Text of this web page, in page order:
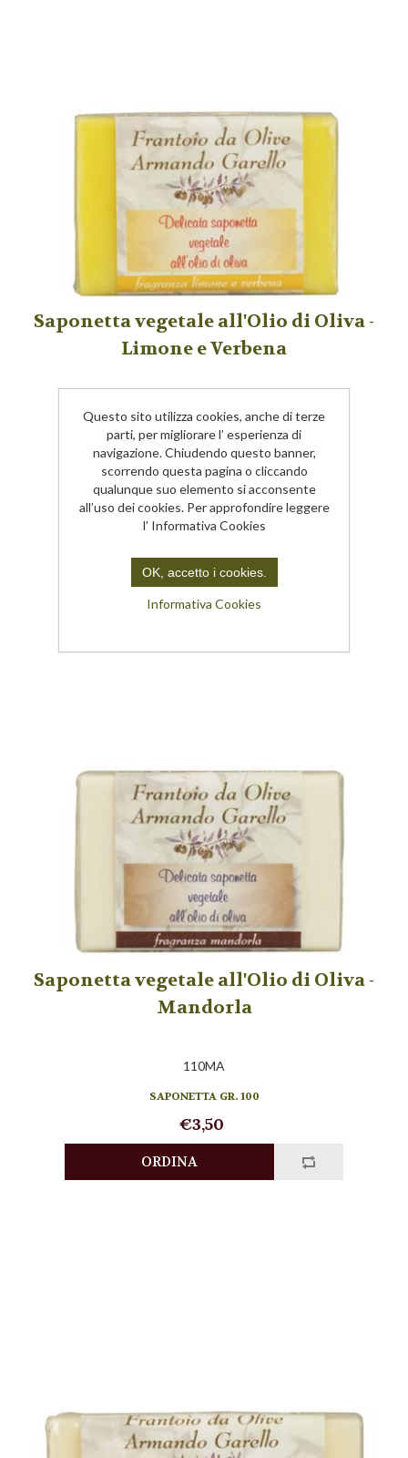
Saponetta vegetale all'Olio di Oliva -
Limone e Verbena
SAPONETTA GR. 100
€3,50
Saponetta vegetale all'Olio di Oliva -
Mandorla
110MA
SAPONETTA GR. 100
€3,50
Questo sito utilizza cookies, anche di terze
parti, per migliorare l’ esperienza di
navigazione. Chiudendo questo banner,
scorrendo questa pagina o cliccando
qualunque suo elemento si acconsente
all’uso dei cookies. Per approfondire leggere
l’ Informativa Cookies
OK, accetto i cookies.
Informativa Cookies